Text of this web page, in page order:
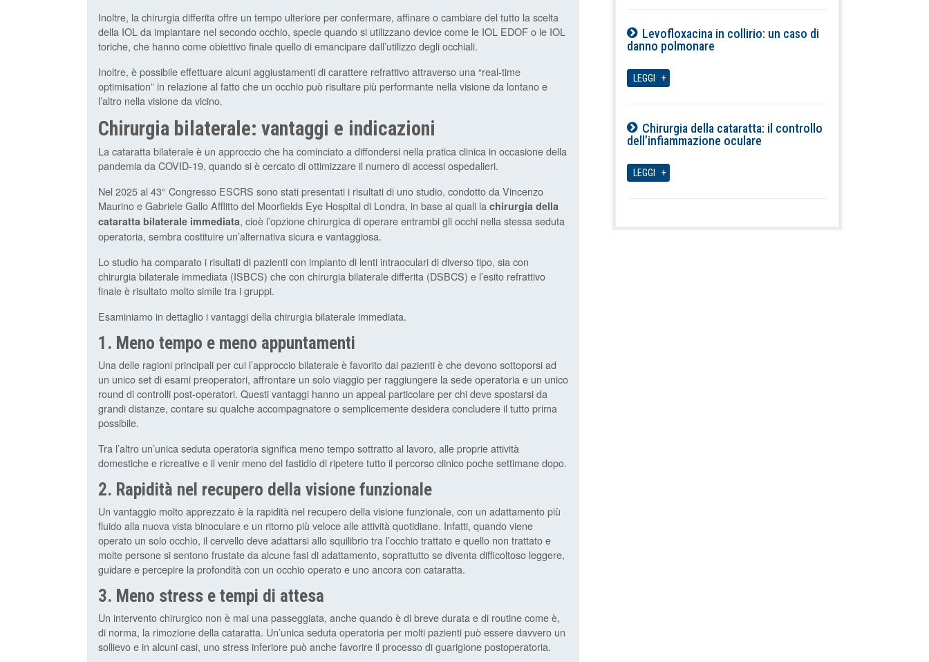
Inoltre, la chirurgia differita offre un tempo ulteriore per confermare, affinare o cambiare del tutto la scelta
della IOL da impiantare nel secondo occhio, specie quando si utilizzano device come le IOL EDOF o le IOL
toriche, che hanno come obiettivo finale quello di emancipare dall’utilizzo degli occhiali.
Inoltre, è possibile effettuare alcuni aggiustamenti di carattere refrattivo attraverso una “real-time
optimisation” in relazione al fatto che un occhio può risultare più performante nella visione da lontano e
l’altro nella visione da vicino.
Chirurgia bilaterale: vantaggi e indicazioni
La cataratta bilaterale è un approccio che ha cominciato a diffondersi nella pratica clinica in occasione della
pandemia da COVID-19, quando si è cercato di ottimizzare il numero di accessi ospedalieri.
Nel 2025 al 43° Congresso ESCRS sono stati presentati i risultati di uno studio, condotto da Vincenzo
Maurino e Gabriele Gallo Afflitto del Moorfields Eye Hospital di Londra, in base ai quali la chirurgia della
cataratta bilaterale immediata, cioè l’opzione chirurgica di operare entrambi gli occhi nella stessa seduta
operatoria, sembra costituire un’alternativa sicura e vantaggiosa.
Lo studio ha comparato i risultati di pazienti con impianto di lenti intraoculari di diverso tipo, sia con
chirurgia bilaterale immediata (ISBCS) che con chirurgia bilaterale differita (DSBCS) e l’esito refrattivo
finale è risultato molto simile tra i gruppi.
Esaminiamo in dettaglio i vantaggi della chirurgia bilaterale immediata.
1. Meno tempo e meno appuntamenti
Una delle ragioni principali per cui l’approccio bilaterale è favorito dai pazienti è che devono sottoporsi ad
un unico set di esami preoperatori, affrontare un solo viaggio per raggiungere la sede operatoria e un unico
round di controlli post-operatori. Questi vantaggi hanno un appeal particolare per chi deve spostarsi da
grandi distanze, contare su qualche accompagnatore o semplicemente desidera concludere il tutto prima
possibile.
Tra l’altro un’unica seduta operatoria significa meno tempo sottratto al lavoro, alle proprie attività
domestiche e ricreative e il venir meno del fastidio di ripetere tutto il percorso clinico poche settimane dopo.
2. Rapidità nel recupero della visione funzionale
Un vantaggio molto apprezzato è la rapidità nel recupero della visione funzionale, con un adattamento più
fluido alla nuova vista binoculare e un ritorno più veloce alle attività quotidiane. Infatti, quando viene
operato un solo occhio, il cervello deve adattarsi allo squilibrio tra l’occhio trattato e quello non trattato e
molte persone si sentono frustate da alcune fasi di adattamento, soprattutto se diventa difficoltoso leggere,
guidare e percepire la profondità con un occhio operato e uno ancora con cataratta.
3. Meno stress e tempi di attesa
Un intervento chirurgico non è mai una passeggiata, anche quando è di breve durata e di routine come è,
di norma, la rimozione della cataratta. Un’unica seduta operatoria per molti pazienti può essere davvero un
sollievo e in alcuni casi, uno stress inferiore può anche favorire il processo di guarigione postoperatoria.
Levofloxacina in collirio: un caso di
danno polmonare
LEGGI
Chirurgia della cataratta: il controllo
dell’infiammazione oculare
LEGGI